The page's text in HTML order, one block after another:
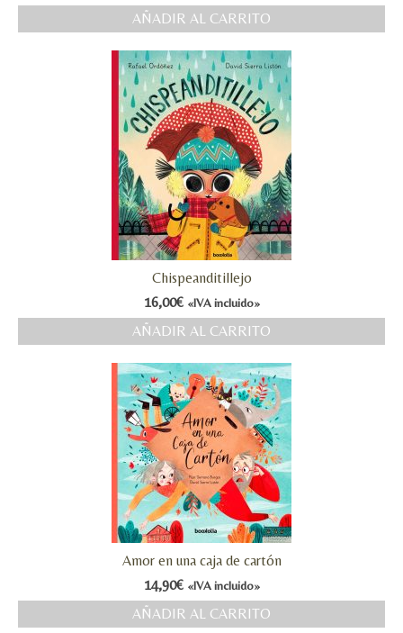
AÑADIR AL CARRITO
Chispeanditillejo
16,00€ «IVA incluido»
AÑADIR AL CARRITO
Amor en una caja de cartón
14,90€ «IVA incluido»
AÑADIR AL CARRITO